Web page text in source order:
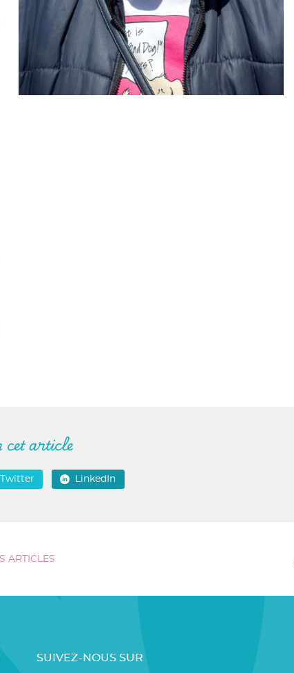
article
Twitter LinkedIn
ARTICLES
SUIVEZ-NOUS SUR